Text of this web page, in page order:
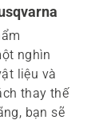
nghìn
liệu và
thay thế
bạn sẽ